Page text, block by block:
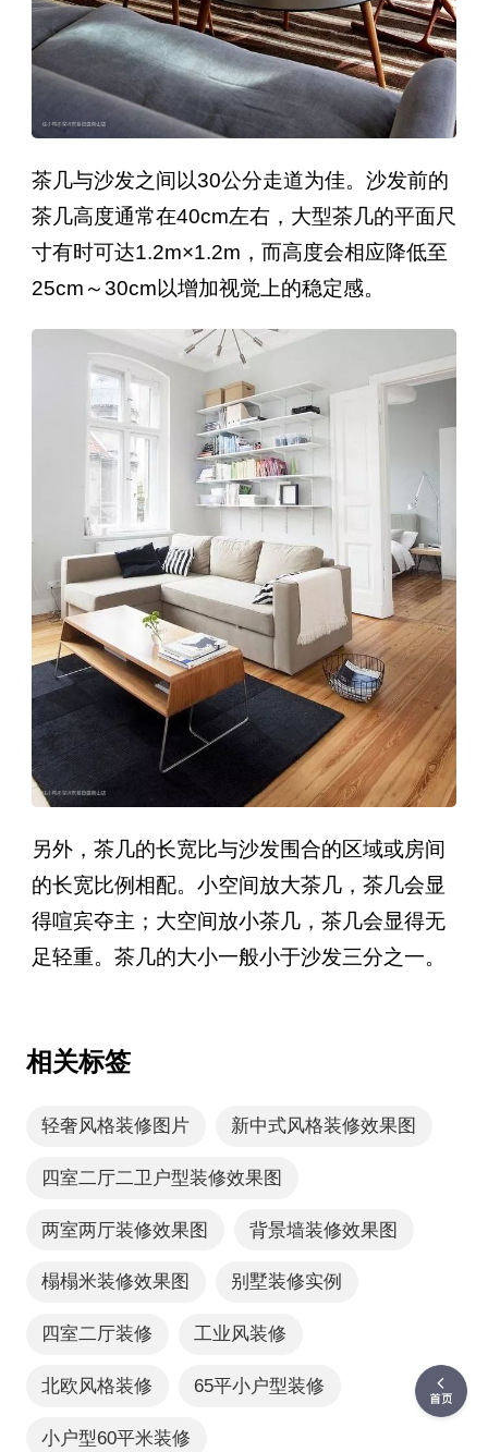
茶几与沙发之间以30公分走道为佳。沙发前的
茶几高度通常在40cm左右，大型茶几的平面尺
寸有时可达1.2m×1.2m，而高度会相应降低至
25cm～30cm以增加视觉上的稳定感。
另外，茶几的长宽比与沙发围合的区域或房间
的长宽比例相配。小空间放大茶几，茶几会显
得喧宾夺主；大空间放小茶几，茶几会显得无
足轻重。茶几的大小一般小于沙发三分之一。
相关标签
轻奢风格装修图片 新中式风格装修效果图
四室二厅二卫户型装修效果图
两室两厅装修效果图 背景墙装修效果图
榻榻米装修效果图 别墅装修实例
四室二厅装修 工业风装修
北欧风格装修 65平小户型装修
小户型60平米装修